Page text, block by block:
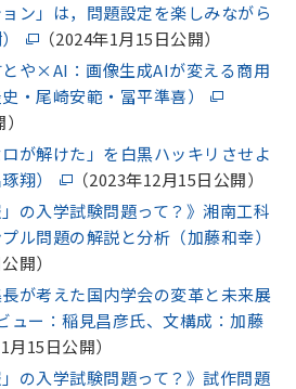
ン」は，問題設定を楽しみながら
（2024年1月15日公開）
とや×AI：画像生成AIが変える商用
・尾崎安範・冨平準喜）
ロが解けた」を白黒ハッキリさせよ
翔）
（2023年12月15日公開）
」の入学試験問題って？》湘南工科
ル問題の解説と分析（加藤和幸）
開）
長が考えた国内学会の変革と未来展
ー：稲見昌彦氏、文構成：加藤
月15日公開）
」の入学試験問題って？》試作問題